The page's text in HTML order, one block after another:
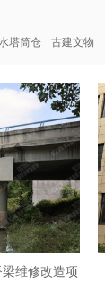
塔筒仓 古建文物
维修改造项